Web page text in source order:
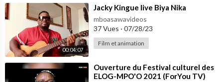
00:04:07
⁣Jacky Kingue live Biya Nika
mboasawavideos
37 Vues · 07/28/23
Film et animation
⁣Ouverture du Festival culturel des
ELOG-MPO'O 2021 (ForYou TV)